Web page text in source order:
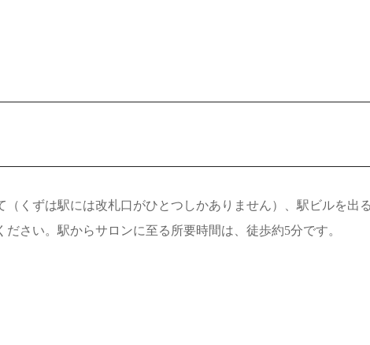
くずは駅には改札口がひとつしかありません）、駅ビルを出
さい。駅からサロンに至る所要時間は、徒歩約5分です。